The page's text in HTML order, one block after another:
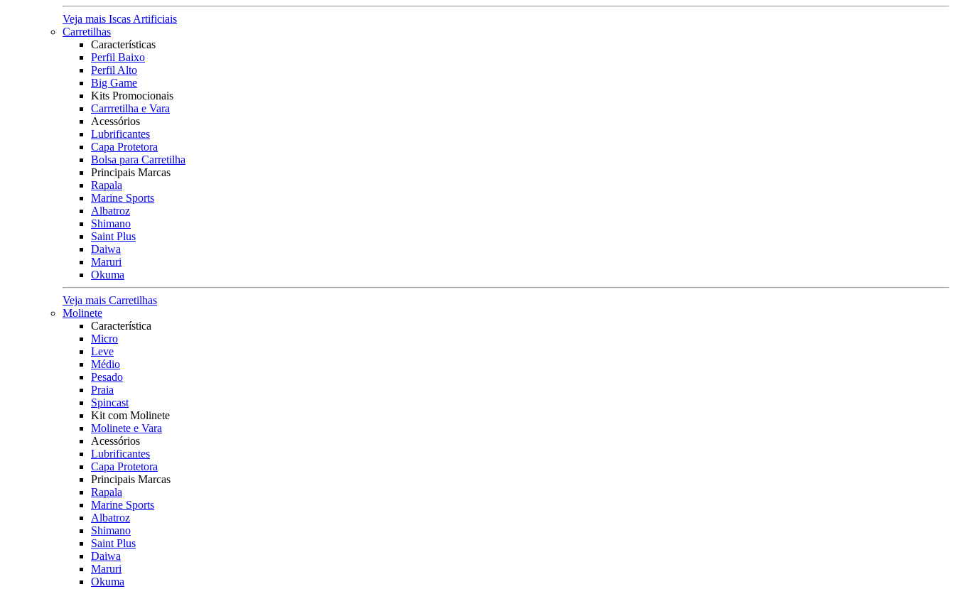
Veja mais Iscas Artificiais
Carretilhas
Características
Perfil Baixo
Perfil Alto
Big Game
Kits Promocionais
Carrretilha e Vara
Acessórios
Lubrificantes
Capa Protetora
Bolsa para Carretilha
Principais Marcas
Rapala
Marine Sports
Albatroz
Shimano
Saint Plus
Daiwa
Maruri
Okuma
Veja mais Carretilhas
Molinete
Característica
Micro
Leve
Médio
Pesado
Praia
Spincast
Kit com Molinete
Molinete e Vara
Acessórios
Lubrificantes
Capa Protetora
Principais Marcas
Rapala
Marine Sports
Albatroz
Shimano
Saint Plus
Daiwa
Maruri
Okuma